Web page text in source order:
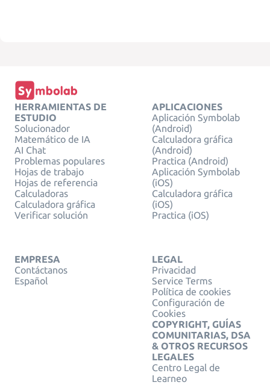
HERRAMIENTAS DE
ESTUDIO
Solucionador
Matemático de IA
AI Chat
Problemas populares
Hojas de trabajo
Hojas de referencia
Calculadoras
Calculadora gráfica
Verificar solución
APLICACIONES
Aplicación Symbolab
(Android)
Calculadora gráfica
(Android)
Practica (Android)
Aplicación Symbolab
(iOS)
Calculadora gráfica
(iOS)
Practica (iOS)
EMPRESA
Contáctanos
Español
LEGAL
Privacidad
Service Terms
Política de cookies
Configuración de
Cookies
COPYRIGHT, GUÍAS
COMUNITARIAS, DSA
& OTROS RECURSOS
LEGALES
Centro Legal de
Learneo